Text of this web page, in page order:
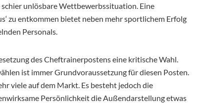
unlösbare Wettbewerbssituation. Eine
zu entkommen bietet neben mehr sportlichem Erfolg
Personals.
des Cheftrainerpostens eine kritische Wahl.
ist immer Grundvoraussetzung für diesen Posten.
viele auf dem Markt. Es besteht jedoch die
Persönlichkeit die Außendarstellung etwas